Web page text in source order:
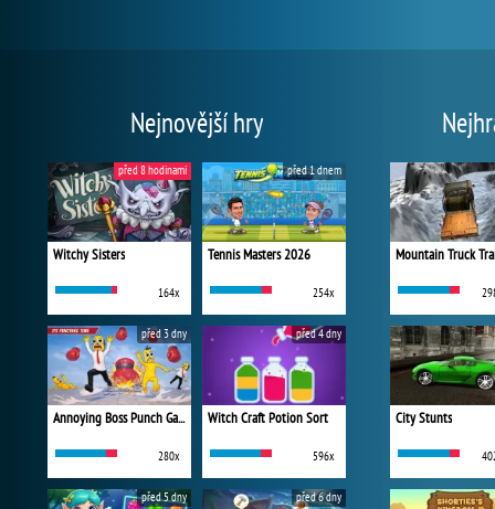
Nejnovější hry
Witchy Sisters
164x
před 8 hodinami
Tennis Masters 2026
254x
před 1 dnem
Annoying Boss Punch Game
280x
před 3 dny
Witch Craft Potion Sort
596x
před 4 dny
před 5 dny před 6 dny
Mountain Truck
City Stunts